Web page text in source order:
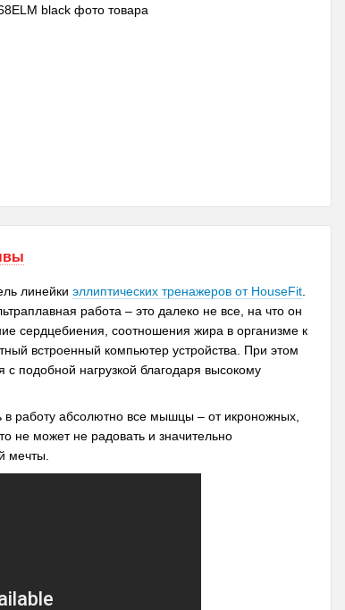
линейки эллиптических тренажеров от HouseFit
работа – это далеко не все, на что он
сердцебиения, соотношения жира в организме к
встроенный компьютер устройства. При этом
с подобной нагрузкой благодаря высокому
в работу абсолютно все мышцы – от икроножных,
не может не радовать и значительно
мечты.